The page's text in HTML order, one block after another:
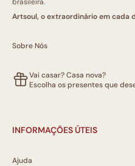
Artsoul, o extraordinário em cada
Sobre Nós
Vai casar? Casa nova?
Escolha os presentes que
INFORMAÇÕES ÚTEIS
Ajuda